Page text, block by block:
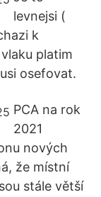
levnejsi (
k
platim
osefovat.
PCA na rok
2021
nových
že místní
stále větší